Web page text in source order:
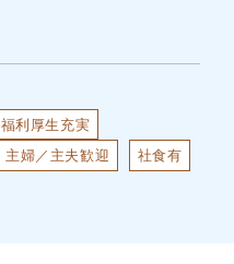
福利厚生充実
主婦／主夫歓迎
社食有